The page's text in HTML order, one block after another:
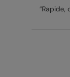
“Rapide,